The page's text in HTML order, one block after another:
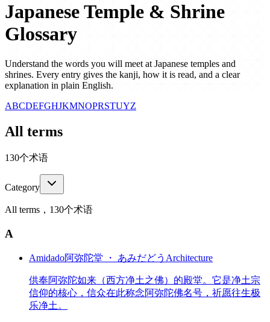
Japanese Temple & Shrine
Glossary
Understand the words you will meet at Japanese temples and
shrines. Every entry gives the kanji, how it is read, and a clear
explanation in plain English.
ABCDEFGHJKMNOPRSTUYZ
All terms
130个术语
Category
All terms，130个术语
A
Amidado阿弥陀堂 ・ あみだどう Architecture
供奉阿弥陀如来（西方净土之佛）的殿堂。它是净土宗
信仰的核心，信众在此称念阿弥陀佛名号，祈愿往生极
乐净土。